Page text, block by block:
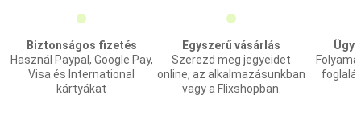
Biztonságos fizetés
Használ Paypal, Google Pay,
Visa és International
kártyákat
Egyszerű vásárlás
Szerezd meg jegyeidet
online, az alkalmazásunkban
vagy a Flixshopban.